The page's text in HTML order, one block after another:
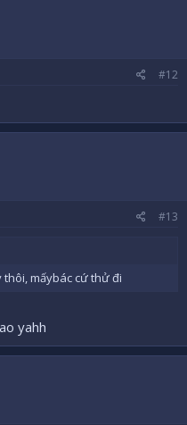
#12
#13
thôi, mấybác cứ thử đi
yahh